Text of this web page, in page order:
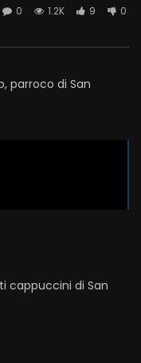
0 1.2K 9 0
parroco di San
cappuccini di San